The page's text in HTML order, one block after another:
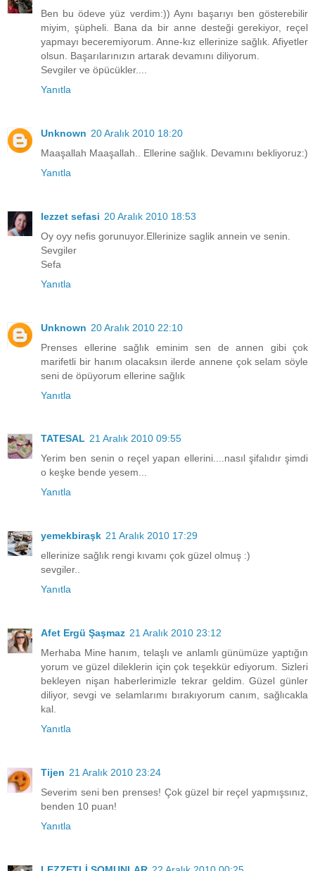
Ben bu ödeve yüz verdim:)) Aynı başarıyı ben gösterebilir
miyim, şüpheli. Bana da bir anne desteği gerekiyor, reçel
yapmayı beceremiyorum. Anne-kız ellerinize sağlık. Afiyetler
olsun. Başarılarınızın artarak devamını diliyorum.
Sevgiler ve öpücükler....
Yanıtla
Unknown 20 Aralık 2010 18:20
Maaşallah Maaşallah.. Ellerine sağlık. Devamını bekliyoruz:)
Yanıtla
lezzet sefasi 20 Aralık 2010 18:53
Oy oyy nefis gorunuyor.Ellerinize saglik annein ve senin.
Sevgiler
Sefa
Yanıtla
Unknown 20 Aralık 2010 22:10
Prenses ellerine sağlık eminim sen de annen gibi çok
marifetli bir hanım olacaksın ilerde annene çok selam söyle
seni de öpüyorum ellerine sağlık
Yanıtla
TATESAL 21 Aralık 2010 09:55
Yerim ben senin o reçel yapan ellerini....nasıl şifalıdır şimdi
o keşke bende yesem...
Yanıtla
yemekbiraşk 21 Aralık 2010 17:29
ellerinize sağlık rengi kıvamı çok güzel olmuş :)
sevgiler..
Yanıtla
Afet Ergü Şaşmaz 21 Aralık 2010 23:12
Merhaba Mine hanım, telaşlı ve anlamlı günümüze yaptığın
yorum ve güzel dileklerin için çok teşekkür ediyorum. Sizleri
bekleyen nişan haberlerimizle tekrar geldim. Güzel günler
diliyor, sevgi ve selamlarımı bırakıyorum canım, sağlıcakla
kal.
Yanıtla
Tijen 21 Aralık 2010 23:24
Severim seni ben prenses! Çok güzel bir reçel yapmışsınız,
benden 10 puan!
Yanıtla